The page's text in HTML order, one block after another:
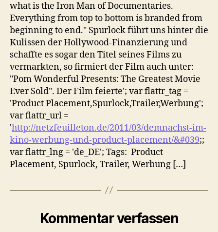
what is the Iron Man of Documentaries.
Everything from top to bottom is branded from
beginning to end." Spurlock führt uns hinter die
Kulissen der Hollywood-Finanzierung und
schaffte es sogar den Titel seines Films zu
vermarkten, so firmiert der Film auch unter:
"Pom Wonderful Presents: The Greatest Movie
Ever Sold". Der Film feierte'; var flattr_tag =
'Product Placement,Spurlock,Trailer,Werbung';
var flattr_url =
'http://netzfeuilleton.de/2011/03/demnachst-im-
kino-werbung-und-product-placement/&#039;;
var flattr_lng = 'de_DE'; Tags: Product
Placement, Spurlock, Trailer, Werbung […]
Kommentar verfassen